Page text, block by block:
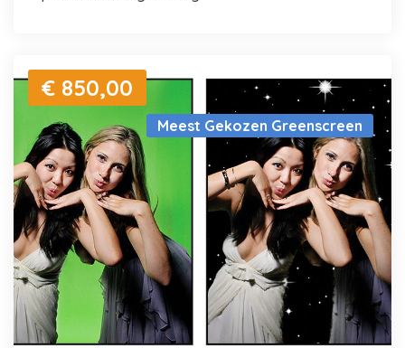
Meest Gekozen Greenscreen
€ 850,00